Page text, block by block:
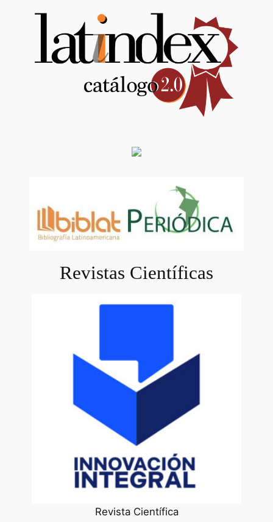
Revistas Científicas
Revista Científica